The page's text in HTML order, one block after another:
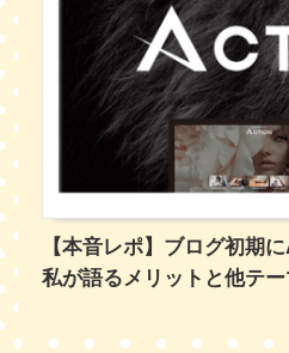
【本音レポ】ブログ初期
私が語るメリットと他テ